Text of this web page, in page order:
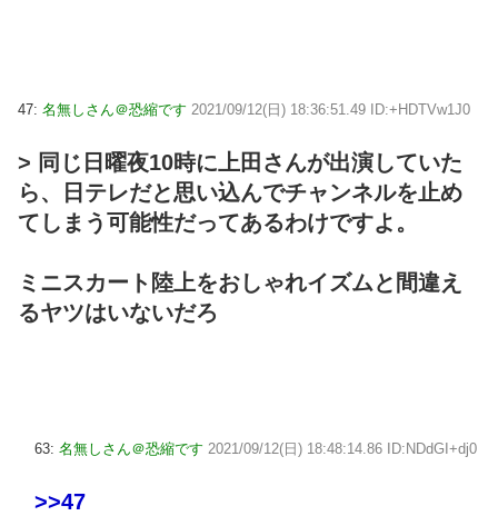
47: 名無しさん＠恐縮です 2021/09/12(日) 18:36:51.49 ID:+HDTVw1J0
> 同じ日曜夜10時に上田さんが出演していた
ら、日テレだと思い込んでチャンネルを止め
てしまう可能性だってあるわけですよ。
ミニスカート陸上をおしゃれイズムと間違え
るヤツはいないだろ
63: 名無しさん＠恐縮です 2021/09/12(日) 18:48:14.86 ID:NDdGI+dj0
>>47